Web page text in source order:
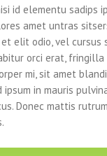
id elementu sadips
amet untras
elit odio, vel cursus
orci erat,
mi, sit amet
in mauris
Donec mattis